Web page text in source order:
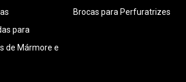
para
de Mármore e
Brocas para Perfuratrizes